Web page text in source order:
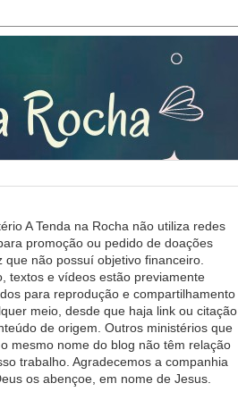
A Tenda na Rocha não utiliza redes
promoção ou pedido de doações
que não possuí objetivo financeiro.
textos e vídeos estão previamente
para reprodução e compartilhamento
meio, desde que haja link ou citação
de origem. Outros ministérios que
mesmo nome do blog não têm relação
trabalho. Agradecemos a companhia
os abençoe, em nome de Jesus.